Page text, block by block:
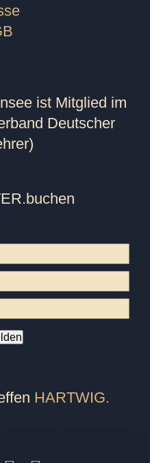
ist Mitglied im
Deutscher
.buchen
HARTWIG.